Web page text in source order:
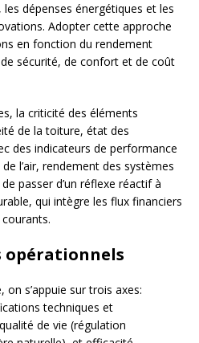
dépenses énergétiques et les
Adopter cette approche
en fonction du rendement
sécurité, de confort et de coût
la criticité des éléments
de la toiture, état des
des indicateurs de performance
l’air, rendement des systèmes
passer d’un réflexe réactif à
qui intègre les flux financiers
opérationnels
s’appuie sur trois axes:
techniques et
de vie (régulation